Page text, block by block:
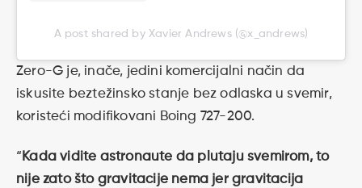
A post shared by Xavier Andrews (@x_andrews)
Zero-G je, inače, jedini komercijalni način da
iskusite beztežinsko stanje bez odlaska u svemir,
koristeći modifikovani Boing 727-200.
“ Kada vidite astronaute da plutaju svemirom, to
nije zato što gravitacije nema jer gravitacija